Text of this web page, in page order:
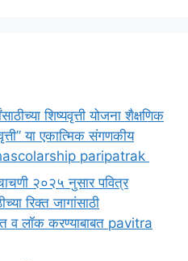
शिष्यवृत्ती योजना शैक्षणिक
या एकात्मिक संगणकीय
paripatrak
चाचणी २०२५ नुसार पवित्र
रिक्त जागांसाठी
व लॉक करण्याबाबत pavitra